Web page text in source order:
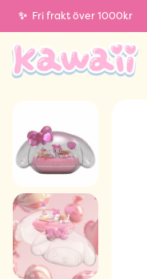
✨ Fri frakt över 1000kr